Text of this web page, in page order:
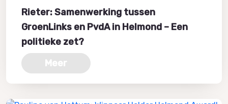
Rieter: Samenwerking tussen
GroenLinks en PvdA in Helmond – Een
politieke zet?
Meer